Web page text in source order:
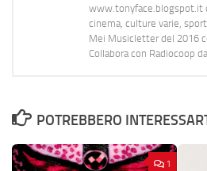
www.tonyface.blogspot.it
cinema, culture varie,
Mei Musicletter del 2016
Collabora con Radiocoop
POTREBBERO
1